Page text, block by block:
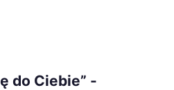
do Ciebie” -